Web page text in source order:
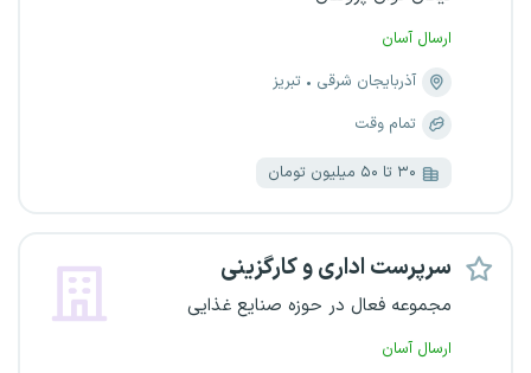
ارسال آسان
آذربایجان شرقی
تبریز
تمام وقت
۳۰ تا ۵۰ میلیون تومان
سرپرست اداری و کارگزینی
مجموعه فعال در حوزه صنایع غذایی
ارسال آسان